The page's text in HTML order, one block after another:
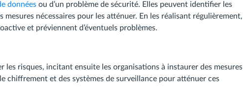
données ou d’un problème de sécurité. Elles peuvent identifier les
nécessaires pour les atténuer. En les réalisant régulièrement,
et préviennent d’éventuels problèmes.
les risques, incitant ensuite les organisations à instaurer des mesures
chiffrement et des systèmes de surveillance pour atténuer ces